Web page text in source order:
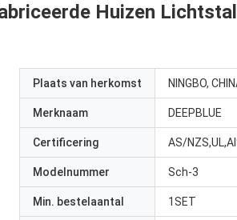
Huizen
Plaats van herkomst NINGBO,
Merknaam DEEPBLUE
Certificering AS/
Modelnummer Sch-3
Min. bestelaantal 1SET